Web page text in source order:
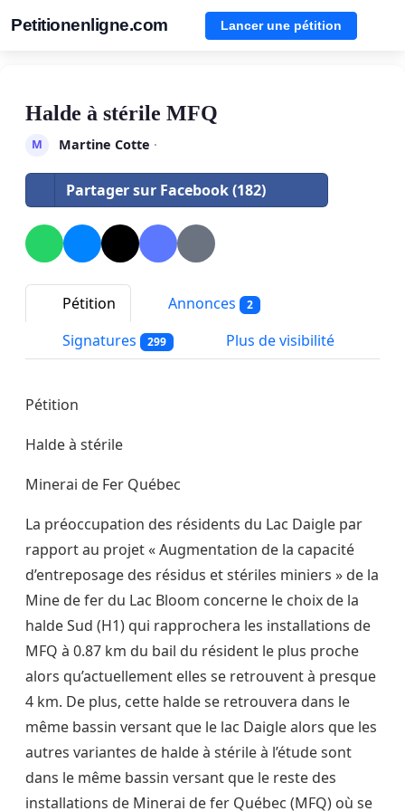
Petitionenligne.com Lancer une pétition
Halde à stérile MFQ
M Martine Cotte ·
Partager sur Facebook (182)
Pétition Annonces 2
Signatures 299 Plus de visibilité
Pétition
Halde à stérile
Minerai de Fer Québec
La préoccupation des résidents du Lac Daigle par
rapport au projet « Augmentation de la capacité
d’entreposage des résidus et stériles miniers » de la
Mine de fer du Lac Bloom concerne le choix de la
halde Sud (H1) qui rapprochera les installations de
MFQ à 0.87 km du bail du résident le plus proche
alors qu’actuellement elles se retrouvent à presque
4 km. De plus, cette halde se retrouvera dans le
même bassin versant que le lac Daigle alors que les
autres variantes de halde à stérile à l’étude sont
dans le même bassin versant que le reste des
installations de Minerai de fer Québec (MFQ) où se